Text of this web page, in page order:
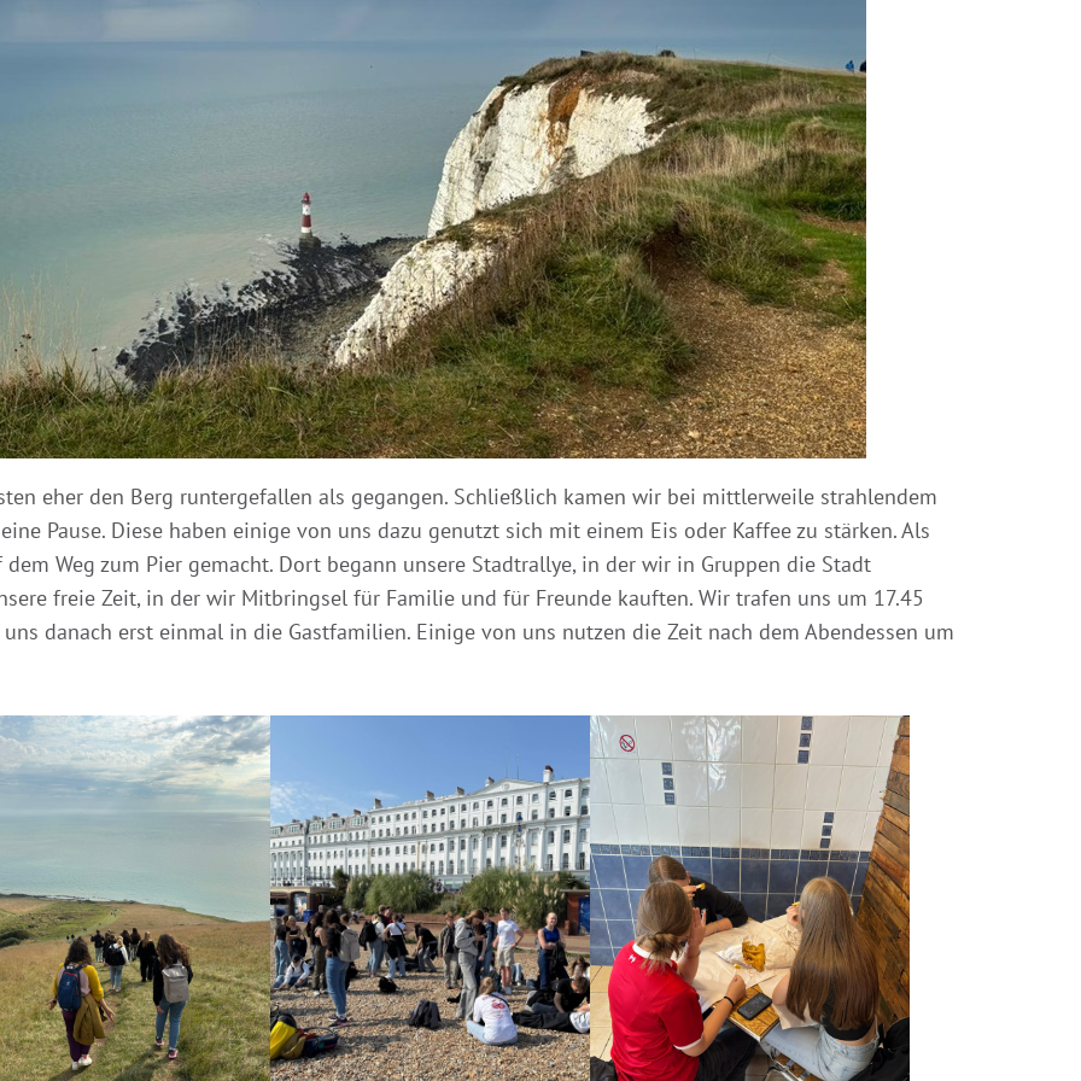
eher den Berg runtergefallen als gegangen. Schließlich kamen wir bei mittlerweile strahlendem
Pause. Diese haben einige von uns dazu genutzt sich mit einem Eis oder Kaffee zu stärken. Als
Weg zum Pier gemacht. Dort begann unsere Stadtrallye, in der wir in Gruppen die Stadt
freie Zeit, in der wir Mitbringsel für Familie und für Freunde kauften. Wir trafen uns um 17.45
danach erst einmal in die Gastfamilien. Einige von uns nutzen die Zeit nach dem Abendessen um